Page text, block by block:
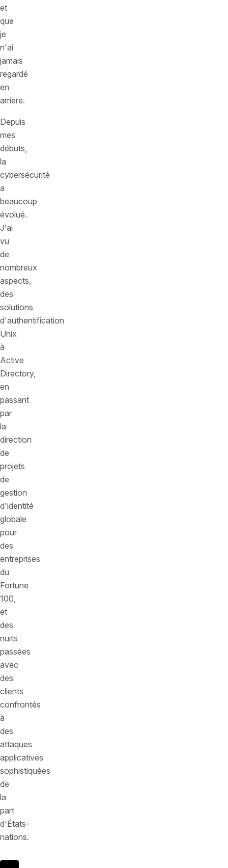
et
que
je
n'ai
jamais
regardé
en
arrière.
Depuis
mes
débuts,
la
cybersécurité
a
beaucoup
évolué.
J'ai
vu
de
nombreux
aspects,
des
solutions
d'authentification
Unix
à
Active
Directory,
en
passant
par
la
direction
de
projets
de
gestion
d'identité
globale
pour
des
entreprises
du
Fortune
100,
et
des
nuits
passées
avec
des
clients
confrontés
à
des
attaques
applicatives
sophistiquées
de
la
part
d'États-
nations.